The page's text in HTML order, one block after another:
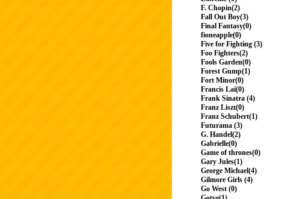
F. Chopin(2)
Fall Out Boy(3)
Final Fantasy(0)
fioneapple(0)
Five for Fighting (3)
Foo Fighters(2)
Fools Garden(0)
Forest Gump(1)
Fort Minor(0)
Francis Lai(0)
Frank Sinatra (4)
Franz Liszt(0)
Franz Schubert(1)
Futurama (3)
G. Handel(2)
Gabrielle(0)
Game of thrones(0)
Gary Jules(1)
George Michael(4)
Gilmore Girls (4)
Go West (0)